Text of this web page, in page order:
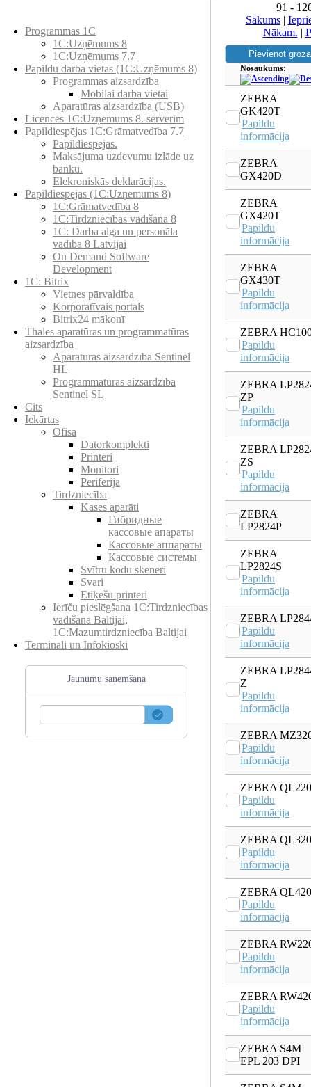
Programmas 1C
1C:Uzņēmums 8
1C:Uzņēmums 7.7
Papildu darba vietas (1C:Uzņēmums 8)
Programmas aizsardzība
Mobilai darba vietai
Aparatūras aizsardzība (USB)
Licences 1C:Uzņēmums 8. serverim
Papildiespējas 1C:Grāmatvedība 7.7
Papildiespējas.
Maksājuma uzdevumu izlāde uz
banku.
Elekroniskās deklarācijas.
Papildiespējas (1C:Uzņēmums 8)
1C:Grāmatvedība 8
1C:Tirdzniecības vadīšana 8
1С: Darba alga un personāla
vadība 8 Latvijai
On Demand Software
Development
1C: Bitrix
Vietnes pārvaldība
Korporatīvais portals
Bitrix24 mākonī
Thales aparatūras un programmatūras
aizsardzība
Aparatūras aizsardzība Sentinel
HL
Programmatūras aizsardzība
Sentinel SL
Cits
Iekārtas
Ofisa
Datorkomplekti
Printeri
Monitori
Perifērija
Tirdzniecība
Kases aparāti
Гибридные
кассовые апараты
Кассовые аппараты
Кассовые системы
Svītru kodu skeneri
Svari
Etiķešu printeri
Ierīču pieslēgšana 1C:Tirdzniecības
vadīšana Baltijai,
1C:Mazumtirdzniecība Baltijai
Termināli un Infokioski
Jaunumu saņemšana
91 -
Sākums|
Nākam. |
Nosaukums:
ZEBRA
GK420T
Papildu
informācija
ZEBRA
GX420D
ZEBRA
GX420T
Papildu
informācija
ZEBRA
GX430T
Papildu
informācija
ZEBRA
Papildu
informācija
ZEBRA
ZP
Papildu
informācija
ZEBRA
ZS
Papildu
informācija
ZEBRA
LP2824P
ZEBRA
LP2824S
Papildu
informācija
ZEBRA
Papildu
informācija
ZEBRA
Z
Papildu
informācija
ZEBRA
Papildu
informācija
ZEBRA QL220
Papildu
informācija
ZEBRA QL320
Papildu
informācija
ZEBRA QL420
Papildu
informācija
ZEBRA
Papildu
informācija
ZEBRA
Papildu
informācija
ZEBRA S4M
EPL 203 DPI